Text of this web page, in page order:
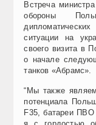
Встреча
обороны
ситуации на
своего визита в
о начале
танков «Абрамс».
“Мы также
потенциала
F35, батареи ПВО